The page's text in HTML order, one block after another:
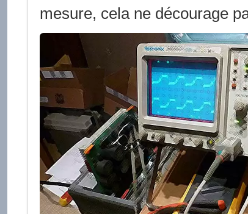
mesure, cela ne décourage